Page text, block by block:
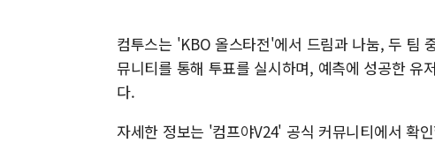
컴투스는 'KBO 올스타전'에서 드림과 나눔, 두 팀
뮤니티를 통해 투표를 실시하며, 예측에 성공한 유
다.
자세한 정보는 '컴프야V24' 공식 커뮤니티에서 확